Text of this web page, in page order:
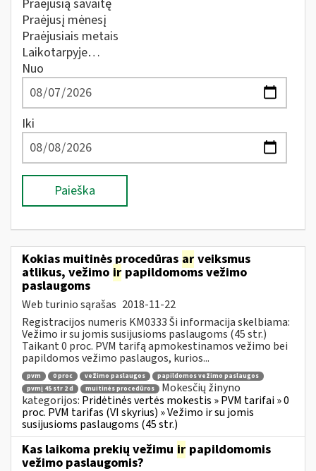
Praėjusią savaitę
Praėjusį mėnesį
Praėjusiais metais
Laikotarpyje…
Nuo
Iki
Paieška
Kokias muitinės procedūras ar veiksmus
atlikus, vežimo ir papildomoms vežimo
paslaugoms
Web turinio sąrašas 2018-11-22
Registracijos numeris KM0333 Ši informacija skelbiama:
Vežimo ir su jomis susijusioms paslaugoms (45 str.)
Taikant 0 proc. PVM tarifą apmokestinamos vežimo bei
papildomos vežimo paslaugos, kurios...
pvm 0 proc vežimo paslaugos
papildomos vežimo paslaugos
pvmį 45 str 2 d
muitinės procedūros
Mokesčių žinyno
kategorijos: Pridėtinės vertės mokestis » PVM tarifai » 0
proc. PVM tarifas (VI skyrius) » Vežimo ir su jomis
susijusioms paslaugoms (45 str.)
Kas laikoma prekių vežimu ir papildomomis
vežimo paslaugomis?